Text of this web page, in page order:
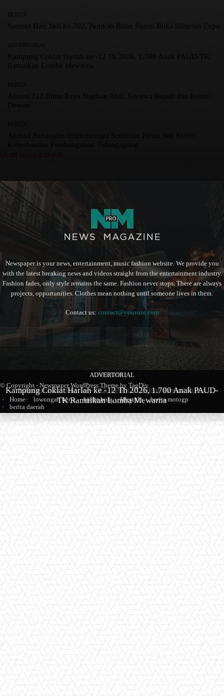
BERITA
Produk Kopi Premium Asal Wonodadi Ramaikan Blitarian
Expo 2026
BERITA
Sambut Hari Jadi ke-702, Pemkab Blitar Resmi Buka
Blitarian Expo
ADVERTORIAL
Kampung Coklat Harlah ke -12 Th 2026, 1.700 Anak PAUD-
TK Ramaikan Lomba Mewarna
BERITA
Sambut Hari Jadi ke-702, Pemkab Blitar Resmi Buka Blitarian Expo
Newspaper is your news, entertainment, music fashion website. We provide you
with the latest breaking news and videos straight from the entertainment industry.
Fashion fades, only style remains the same. Fashion never stops. There are always
projects, opportunities. Clothes mean nothing until someone lives in them.
Contact us: contact@yoursite.com
© Copyright - Newspaper WordPress Theme by TagDiv
Home
lowongan kerja berita bola lifestyle
berita motogp
berita daerah